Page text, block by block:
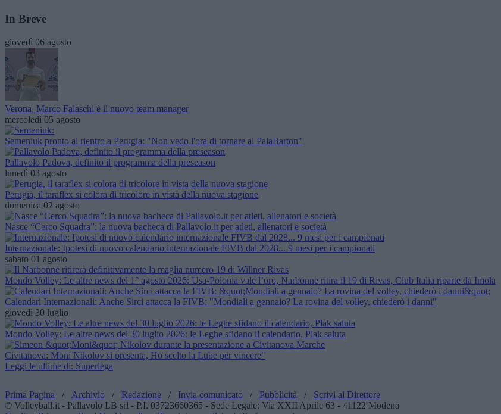
In Breve
giovedì 06 agosto
Verona, Marco Falaschi è il nuovo team manager
mercoledì 05 agosto
Semeniuk pronto al rientro a Perugia: "Non vedo l'ora di tornare al PalaBarton"
Pallavolo Padova, definito il programma della preseason
lunedì 03 agosto
Perugia, il taraflex si colora di tricolore in vista della nuova stagione
domenica 02 agosto
Nasce “Cerco Squadra”: la nuova bacheca di Pallavolo.it per atleti, allenatori e società
Internazionale: Ipotesi di nuovo calendario internazionale FIVB dal 2028... 9 mesi per i campionati
sabato 01 agosto
Mondo Volley: Le altre news del 1° agosto 2026: Usa-Polonia vale l’oro, Narbonne ritira il 19 di Rivas, Club Italia riparte da Imola
Calendari Internazionali: Anche Sirci attacca la FIVB: "Mondiali a gennaio? La rovina del volley, chiederò i danni"
giovedì 30 luglio
Mondo Volley: Le altre news del 30 luglio 2026: le Leghe sfidano il calendario, Plak saluta
Civitanova: Moni Nikolov si presenta, Ho scelto la Lube per vincere"
Leggi le ultime di: Superlega
Prima Pagina / Archivio / Redazione / Invia comunicato / Pubblicità / Scrivi al Direttore
© Volleyball.it - Pallavolo LB srl - P.I. 03723660365 - Sede Legale: Via XXII Aprile 63 - 41122 Modena